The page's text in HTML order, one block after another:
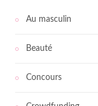
Au masculin
Beauté
Concours